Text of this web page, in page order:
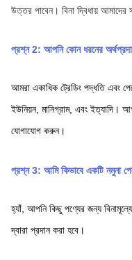
উত্তর পাবেন। বিনা দ্বিধায়
প্রশ্ন 2: আপনি কোন ধরনের
আমরা একাধিক ট্রেডিং পদ্ধতি এবং
ইউনিয়ন, মানিগ্রাম, এবং ইত্যাদি।
যোগাযোগ করুন।
প্রশ্ন 3: আমি কিভাবে একটি নমুনা
হ্যাঁ, আপনি কিছু পণ্যের জন্য
দ্বারা প্রদান করা হবে।